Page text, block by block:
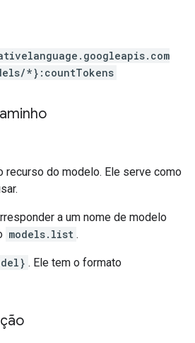
/*}:countTokens
recurso do modelo. Ele serve como
a um nome de modelo
models.list .
. Ele tem o formato